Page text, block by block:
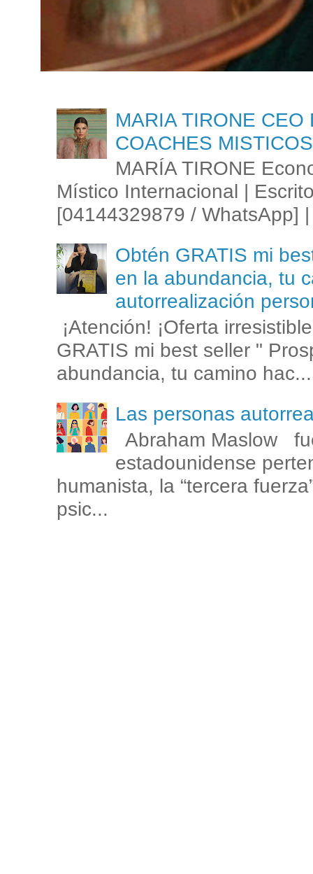
MARIA TIRONE
COACHES
MARÍA TIRONE
Místico Internacional |
[04144329879 / WhatsApp]
Obtén GRATIS mi
en la abundancia, tu
autorrealización
¡Atención! ¡Oferta
GRATIS mi best seller "
abundancia, tu camino hac...
Las personas
Abraham Maslow
estadounidense
humanista, la “tercera
psic...